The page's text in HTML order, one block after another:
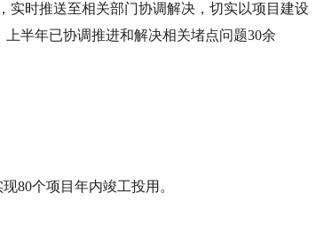
实时推送至相关部门协调解决，切实以项目建设
半年已协调推进和解决相关堵点问题30余
80个项目年内竣工投用。